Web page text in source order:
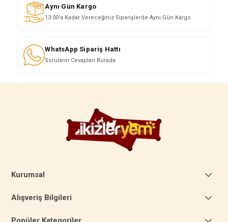
Aynı Gün Kargo
13:00'a Kadar Vereceğiniz Siparişlerde Aynı Gün Kargo
WhatsApp Sipariş Hattı
Soruların Cevapları Burada
Kurumsal
Alışveriş Bilgileri